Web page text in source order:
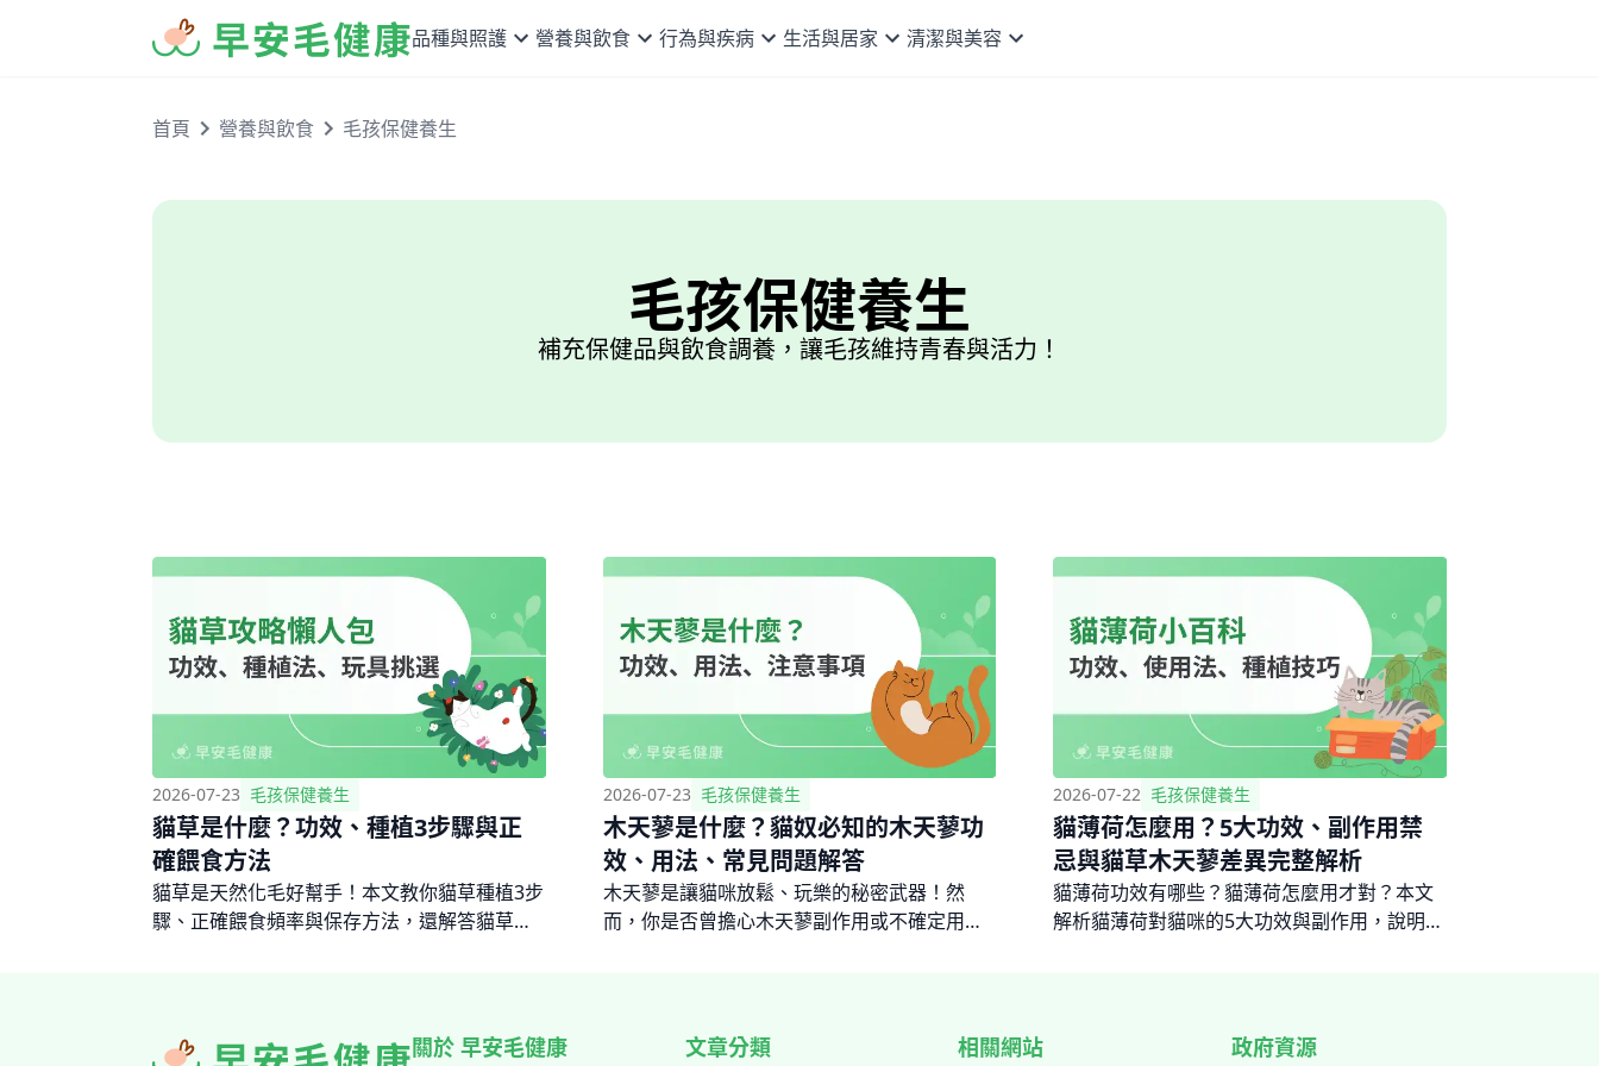
品種與照護 營養與飲食 行為與疾病 生活與居家 清潔與美容
首頁 營養與飲食 毛孩保健養生
毛孩保健養生
補充保健品與飲食調養，讓毛孩維持青春與活力！
2026-07-23 毛孩保健養生
貓草是什麼？功效、種植3步驟與正
確餵食方法
貓草是天然化毛好幫手！本文教你貓草種植3步
驟、正確餵食頻率與保存方法，還解答貓草與
2026-07-23 毛孩保健養生
木天蓼是什麼？貓奴必知的木天蓼功
效、用法、常見問題解答
木天蓼是讓貓咪放鬆、玩樂的秘密武器！然
而，你是否曾擔心木天蓼副作用或不確定用
2026-07-22 毛孩保健養生
貓薄荷怎麼用？5大功效、副作用禁
忌與貓草木天蓼差異完整解析
貓薄荷功效有哪些？貓薄荷怎麼用才對？本文
解析貓薄荷對貓咪的5大功效與副作用，說明幼
關於 早安毛健康 文章分類 相關網站 政府資源